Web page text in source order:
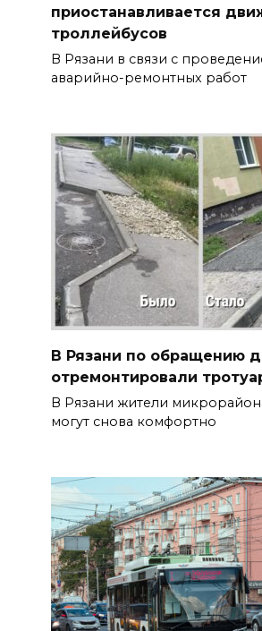
приостанавливается
троллейбусов
В Рязани в связи с
аварийно-ремонтных работ
В Рязани по обращению
отремонтировали
В Рязани жители
могут снова комфортно